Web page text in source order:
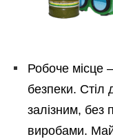
Робоче місце
безпеки. Стіл
залізним, без
виробами.